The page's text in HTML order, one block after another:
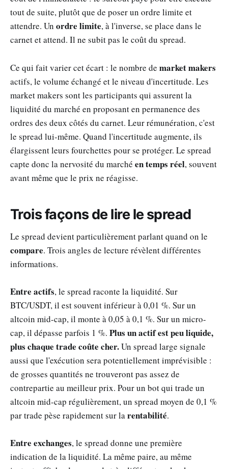
tout de suite, plutôt que de poser un ordre limite et
attendre. Un ordre limite, à l'inverse, se place dans le
carnet et attend. Il ne subit pas le coût du spread.
Ce qui fait varier cet écart : le nombre de market makers
actifs, le volume échangé et le niveau d'incertitude. Les
market makers sont les participants qui assurent la
liquidité du marché en proposant en permanence des
ordres des deux côtés du carnet. Leur rémunération, c'est
le spread lui-même. Quand l'incertitude augmente, ils
élargissent leurs fourchettes pour se protéger. Le spread
capte donc la nervosité du marché en temps réel, souvent
avant même que le prix ne réagisse.
Trois façons de lire le spread
Le spread devient particulièrement parlant quand on le
compare. Trois angles de lecture révèlent différentes
informations.
Entre actifs, le spread raconte la liquidité. Sur
BTC/USDT, il est souvent inférieur à 0,01 %. Sur un
altcoin mid-cap, il monte à 0,05 à 0,1 %. Sur un micro-
cap, il dépasse parfois 1 %. Plus un actif est peu liquide,
plus chaque trade coûte cher.Un spread large signale
aussi que l'exécution sera potentiellement imprévisible :
de grosses quantités ne trouveront pas assez de
contrepartie au meilleur prix. Pour un bot qui trade un
altcoin mid-cap régulièrement, un spread moyen de 0,1 %
par trade pèse rapidement sur larentabilité.
Entre exchanges, le spread donne une première
indication de la liquidité. La même paire, au même